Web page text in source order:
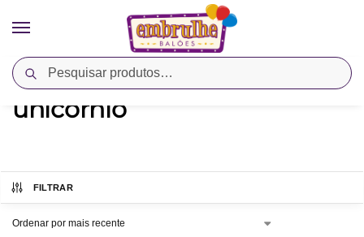
Pesquisar
Início Produtos marcados com a tag “unicórnio”
unicórnio
FILTRAR